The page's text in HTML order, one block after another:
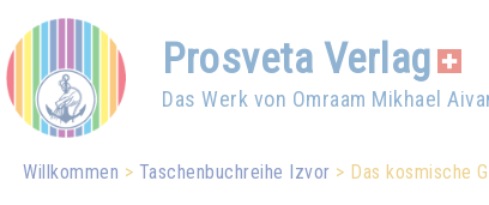
Prosveta Verlag
Das Werk von Omraam Mikhael
Willkommen Taschenbuchreihe Izvor Das kosmische